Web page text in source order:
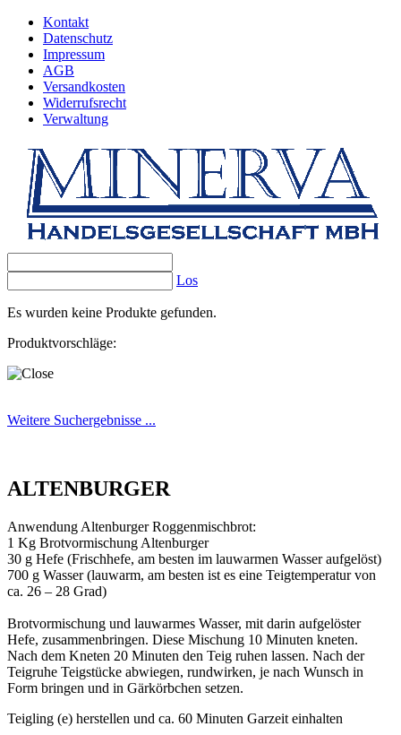
Kontakt
Datenschutz
Impressum
AGB
Versandkosten
Widerrufsrecht
Verwaltung
Los
Es wurden keine Produkte gefunden.
Produktvorschläge:
Weitere Suchergebnisse ...
ALTENBURGER
Anwendung Altenburger Roggenmischbrot:
1 Kg Brotvormischung Altenburger
30 g Hefe (Frischhefe, am besten im lauwarmen Wasser aufgelöst)
700 g Wasser (lauwarm, am besten ist es eine Teigtemperatur von
ca. 26 – 28 Grad)
Brotvormischung und lauwarmes Wasser, mit darin aufgelöster
Hefe, zusammenbringen. Diese Mischung 10 Minuten kneten.
Nach dem Kneten 20 Minuten den Teig ruhen lassen. Nach der
Teigruhe Teigstücke abwiegen, rundwirken, je nach Wunsch in
Form bringen und in Gärkörbchen setzen.
Teigling (e) herstellen und ca. 60 Minuten Garzeit einhalten